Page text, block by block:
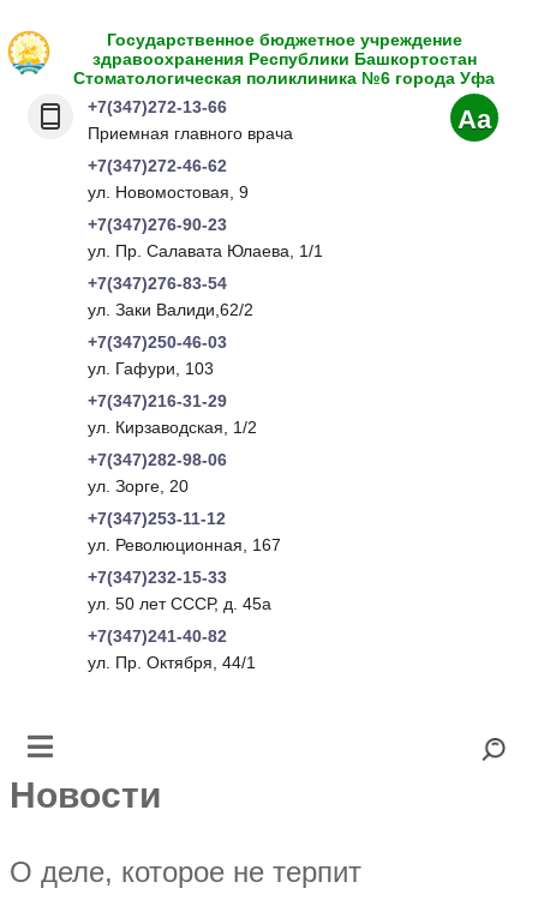
Государственное бюджетное учреждение
здравоохранения Республики Башкортостан
Стоматологическая поликлиника №6 города Уфа
+7(347)272-13-66
Приемная главного врача
+7(347)272-46-62
ул. Новомостовая, 9
+7(347)276-90-23
ул. Пр. Салавата Юлаева, 1/1
+7(347)276-83-54
ул. Заки Валиди,62/2
+7(347)250-46-03
ул. Гафури, 103
+7(347)216-31-29
ул. Кирзаводская, 1/2
+7(347)282-98-06
ул. Зорге, 20
+7(347)253-11-12
ул. Революционная, 167
+7(347)232-15-33
ул. 50 лет СССР, д. 45а
+7(347)241-40-82
ул. Пр. Октября, 44/1
Aa
Новости
О деле, которое не терпит